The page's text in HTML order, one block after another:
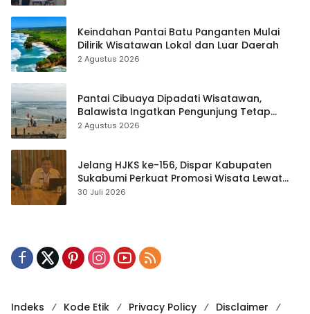
Keindahan Pantai Batu Panganten Mulai
Dilirik Wisatawan Lokal dan Luar Daerah
2 Agustus 2026
Pantai Cibuaya Dipadati Wisatawan,
Balawista Ingatkan Pengunjung Tetap
Waspada
2 Agustus 2026
Jelang HJKS ke-156, Dispar Kabupaten
Sukabumi Perkuat Promosi Wisata Lewat
Publikasi Digital
30 Juli 2026
Indeks Kode Etik Privacy Policy
Disclaimer